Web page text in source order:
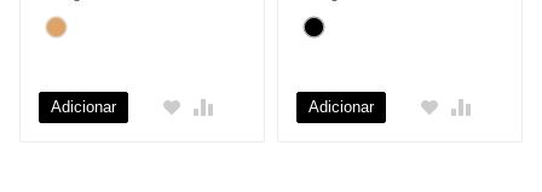
Adicionar Adicionar